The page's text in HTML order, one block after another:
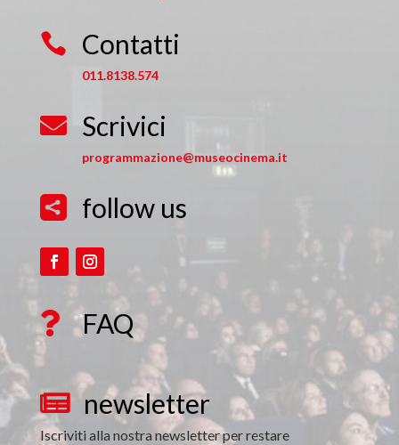
 Contatti
011.8138.574
 Scrivici
programmazione@museocinema.it
 follow us
 FAQ
 newsletter
Iscriviti alla nostra newsletter per restare